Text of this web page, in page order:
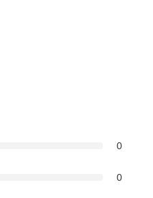
0
0